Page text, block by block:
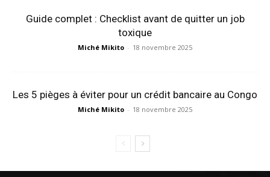
Guide complet : Checklist avant de quitter un job
toxique
Miché Mikito - 18 novembre 2025
Les 5 pièges à éviter pour un crédit bancaire au Congo
Miché Mikito - 18 novembre 2025